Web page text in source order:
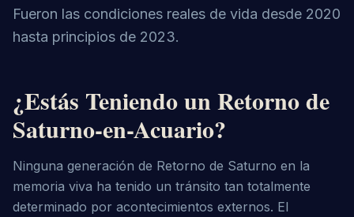
Fueron las condiciones reales de vida desde 2020
hasta principios de 2023.
¿Estás Teniendo un Retorno de
Saturno-en-Acuario?
Ninguna generación de Retorno de Saturno en la
memoria viva ha tenido un tránsito tan totalmente
determinado por acontecimientos externos. El